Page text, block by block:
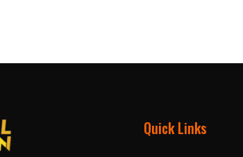
Quick Links